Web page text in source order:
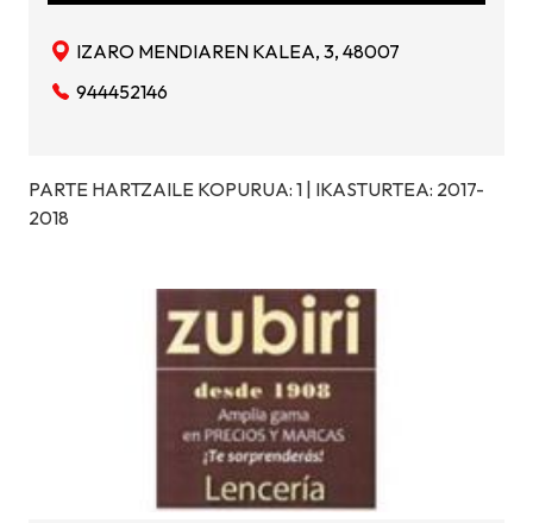
IZARO MENDIAREN KALEA, 3, 48007
944452146
PARTE HARTZAILE KOPURUA: 1 | IKASTURTEA: 2017-
2018